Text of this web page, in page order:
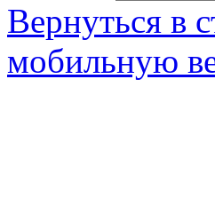
Вернуться в
мобильную